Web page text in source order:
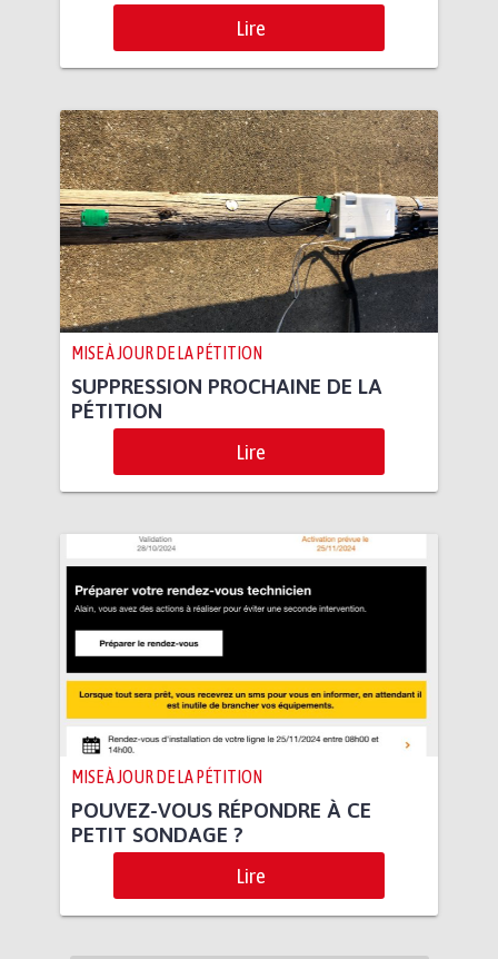
Lire
MISE À JOUR DE LA PÉTITION
SUPPRESSION PROCHAINE DE LA
PÉTITION
Lire
MISE À JOUR DE LA PÉTITION
POUVEZ-VOUS RÉPONDRE À CE
PETIT SONDAGE ?
Lire